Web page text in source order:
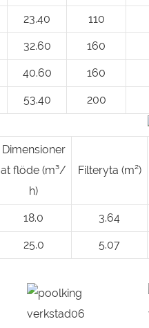
23.40 110
32.60 160
40.60 160
53.40 200
Dimensioner
at flöde (m³/
h)
Filteryta (m²)
18.0 3.64
25.0 5.07